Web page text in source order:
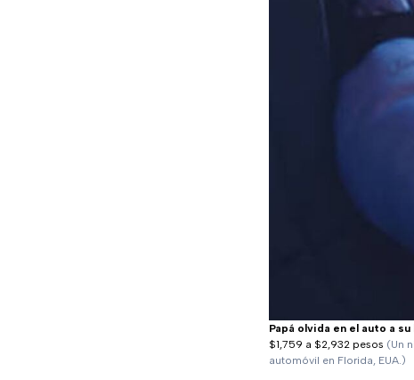
Papá olvida en el auto a
$1,759 a $2,932 pesos (Un
automóvil en Florida, EUA.)